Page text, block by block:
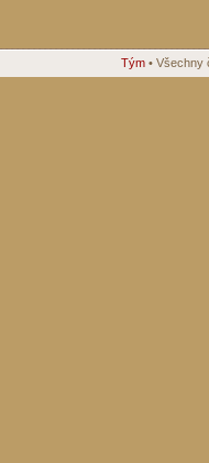
Tým • Všechny